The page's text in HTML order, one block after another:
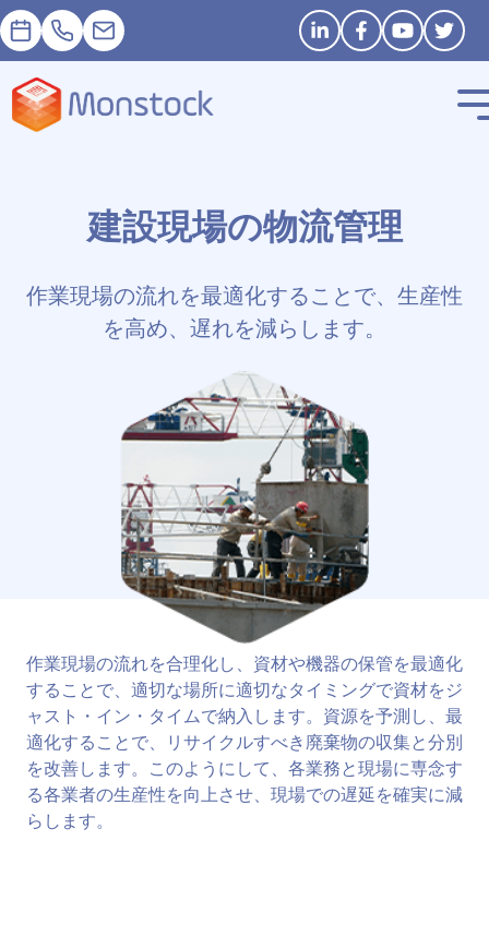
予約 +33 1 83 62 25 41
contact@monstock.net Stay in touch
建設現場の物流管理
作業現場の流れを最適化することで、生産性
を高め、遅れを減らします。
作業現場の流れを合理化し、資材や機器の保管を最適化
することで、適切な場所に適切なタイミングで資材をジ
ャスト・イン・タイムで納入します。資源を予測し、最
適化することで、リサイクルすべき廃棄物の収集と分別
を改善します。このようにして、各業務と現場に専念す
る各業者の生産性を向上させ、現場での遅延を確実に減
らします。